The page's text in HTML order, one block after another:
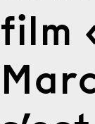
film